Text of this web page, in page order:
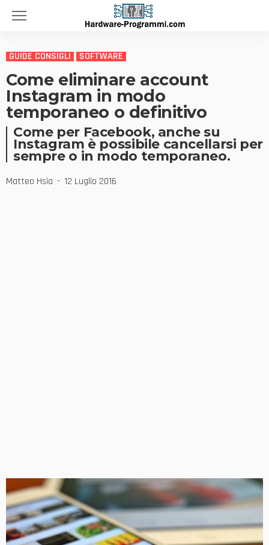
GUIDE CONSIGLI SOFTWARE
Come eliminare account
Instagram in modo
temporaneo o definitivo
Come per Facebook, anche su
Instagram è possibile cancellarsi per
sempre o in modo temporaneo.
Matteo Hsia 12 Luglio 2016